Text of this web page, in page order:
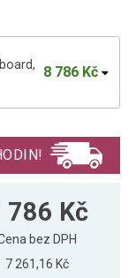
8 786 Kč
786 Kč
bez DPH
7 261,16 Kč